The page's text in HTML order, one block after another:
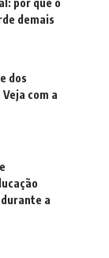
por que o
demais
dos
com a
a